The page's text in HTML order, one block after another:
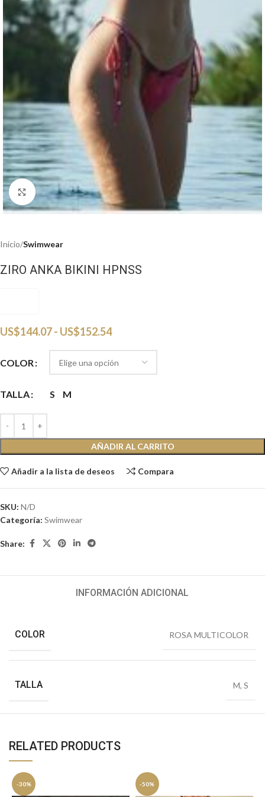
Haga clic para ampliar
Inicio Swimwear
ZIRO ANKA BIKINI HPNSS
US$144.07- US$152.54
COLOR
TALLA S M
AÑADIR AL CARRITO
Añadir a la lista de deseos Compara
SKU: N/D
Categoría: Swimwear
Share:
INFORMACIÓN ADICIONAL
COLOR ROSA MULTICOLOR
TALLA M,S
RELATED PRODUCTS
-30% -50%